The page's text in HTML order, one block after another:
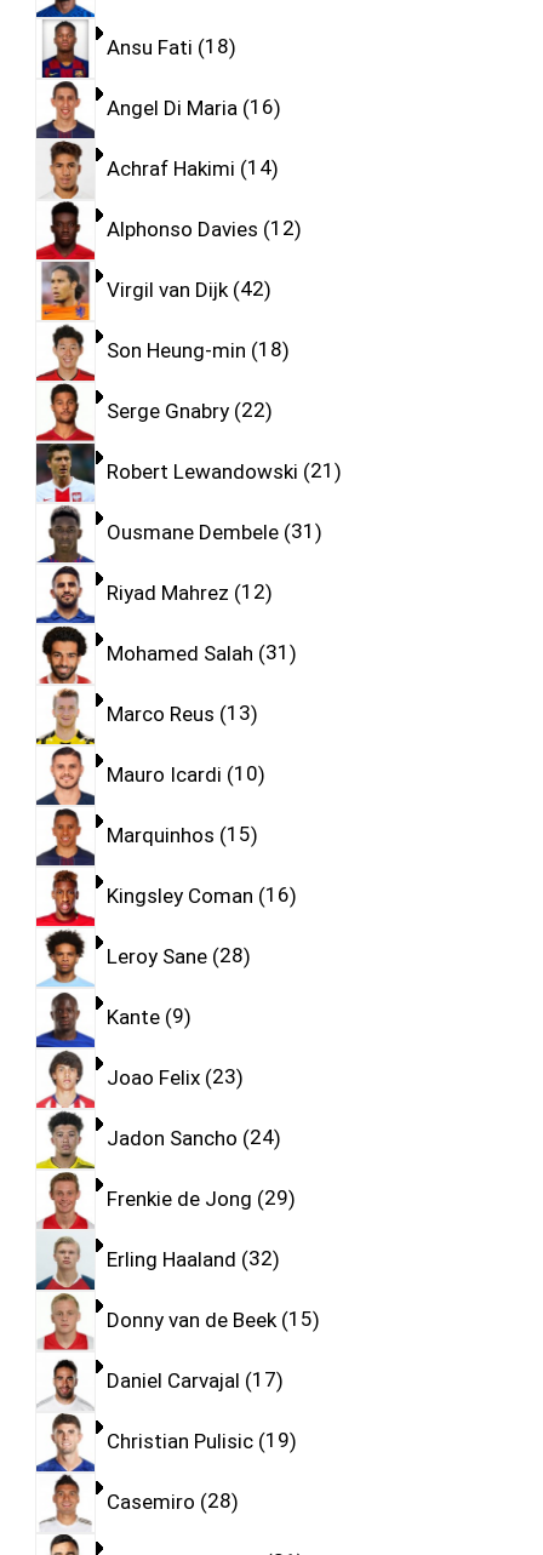
Ansu Fati 18
Angel Di Maria 16
Achraf Hakimi 14
Alphonso Davies 12
Virgil van Dijk 42
Son Heung-min 18
Serge Gnabry 22
Robert Lewandowski 21
Ousmane Dembele 31
Riyad Mahrez 12
Mohamed Salah 31
Marco Reus 13
Mauro Icardi 10
Marquinhos 15
Kingsley Coman 16
Leroy Sane 28
Kante 9
Joao Felix 23
Jadon Sancho 24
Frenkie de Jong 29
Erling Haaland 32
Donny van de Beek 15
Daniel Carvajal 17
Christian Pulisic 19
Casemiro 28